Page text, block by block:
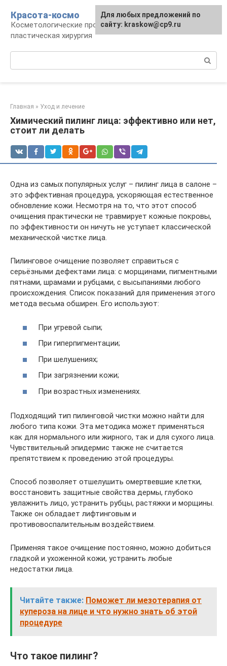
контенту
Красота-космо
Косметологические процедуры,
пластическая хирургия
Главная » Уход и лечение
Химический пилинг лица: эффективно или нет,
стоит ли делать
Одна из самых популярных услуг – пилинг лица в салоне –
это эффективная процедура, ускоряющая естественное
обновление кожи. Несмотря на то, что этот способ
очищения практически не травмирует кожные покровы,
по эффективности он ничуть не уступает классической
механической чистке лица.
Пилинговое очищение позволяет справиться с
серьёзными дефектами лица: с морщинами, пигментными
пятнами, шрамами и рубцами, с высыпаниями любого
происхождения. Список показаний для применения этого
метода весьма обширен. Его используют:
При угревой сыпи;
При гиперпигментации;
При шелушениях;
При загрязнении кожи;
При возрастных изменениях.
Подходящий тип пилинговой чистки можно найти для
любого типа кожи. Эта методика может применяться
как для нормального или жирного, так и для сухого лица.
Чувствительный эпидермис также не считается
препятствием к проведению этой процедуры.
Способ позволяет отшелушить омертвевшие клетки,
восстановить защитные свойства дермы, глубоко
увлажнить лицо, устранить рубцы, растяжки и морщины.
Также он обладает лифтинговым и
противовоспалительным воздействием.
Применяя такое очищение постоянно, можно добиться
гладкой и ухоженной кожи, устранить любые
недостатки лица.
Читайте также: Поможет ли мезотерапия от
купероза на лице и что нужно знать об этой
процедуре
Что такое пилинг?
Для любых предложений по
сайту: kraskow@cp9.ru